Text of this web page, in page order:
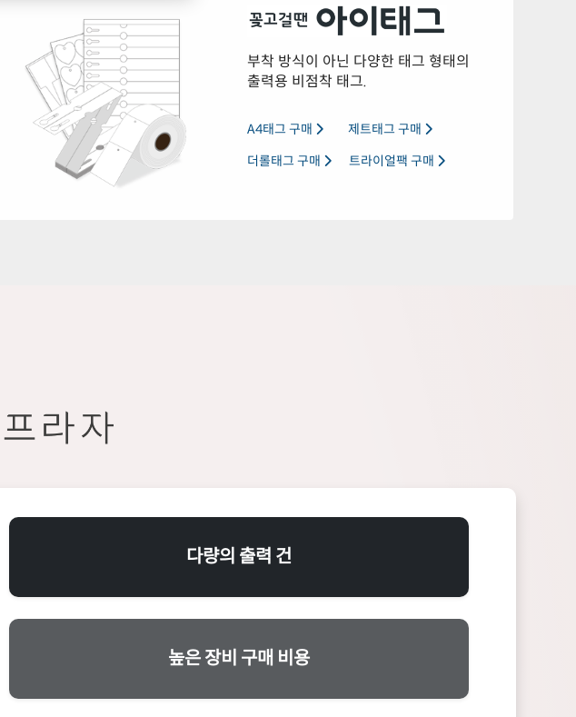
부착 방식이 아닌 다양한 태그 형태의
출력용 비점착 태그.
A4태그 구매
제트태그 구매
더롤태그 구매
트라이얼팩 구매
다량의 출력 건
높은 장비 구매 비용